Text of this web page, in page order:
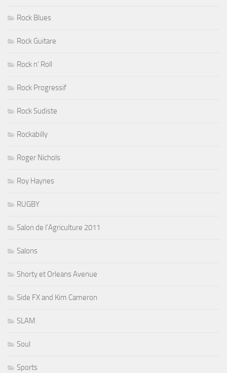
Rock Blues
Rock Guitare
Rock n' Roll
Rock Progressif
Rock Sudiste
Rockabilly
Roger Nichols
Roy Haynes
RUGBY
Salon de l'Agriculture 2011
Salons
Shorty et Orleans Avenue
Side FX and Kim Cameron
SLAM
Soul
Sports